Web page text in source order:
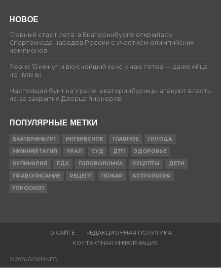
НОВОЕ
Главный старт лета: в Екатеринбурге открылась
Спартакиада народов России с участием олимпийских
чемпионов
Ровно 15 минут и вкуснейший кекс к чаю готов — даже яйца
не нужны
Настоящий бунт на Урале: екатеринбуржцы атакуют власть
из-за закрытия Дворца пионеров
ПОПУЛЯРНЫЕ МЕТКИ
ЕКАТЕРИНБУРГ ИНТЕРЕСНОЕ ГЛАВНОЕ
ПОГОДА
НИЖНИЙ ТАГИЛ
УРАЛ СУД ДТП
ЗДОРОВЬЕ
КУЛИНАРИЯ
ЕДА ГОЛОВОЛОМКА РЕЦЕПТЫ
ДЕТИ
ПРАВОПИСАНИЕ
РЕЦЕПТ ПОЖАР
АСТРОЛОГИЯ
ГОРОСКОП
О САЙТЕ
РЕДАКЦИОННАЯ ПОЛИТИКА
КОНТАКТНАЯ ИНФОРМАЦИЯ
© 2026 GOVP.INFO